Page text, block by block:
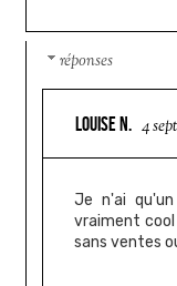
réponses
LOUISE N. 4
Je n'ai
vraiment
sans ventes